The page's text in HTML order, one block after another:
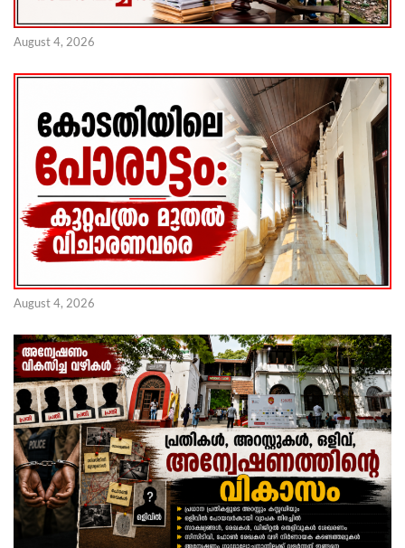
August 4, 2026
August 4, 2026